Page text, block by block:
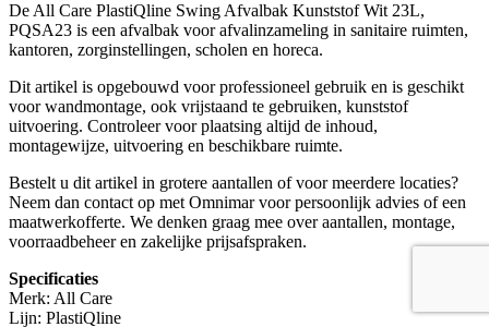
De All Care PlastiQline Swing Afvalbak Kunststof Wit 23L,
PQSA23 is een afvalbak voor afvalinzameling in sanitaire ruimten,
kantoren, zorginstellingen, scholen en horeca.
Dit artikel is opgebouwd voor professioneel gebruik en is geschikt
voor wandmontage, ook vrijstaand te gebruiken, kunststof
uitvoering. Controleer voor plaatsing altijd de inhoud,
montagewijze, uitvoering en beschikbare ruimte.
Bestelt u dit artikel in grotere aantallen of voor meerdere locaties?
Neem dan contact op met Omnimar voor persoonlijk advies of een
maatwerkofferte. We denken graag mee over aantallen, montage,
voorraadbeheer en zakelijke prijsafspraken.
Specificaties
Merk: All Care
Lijn: PlastiQline